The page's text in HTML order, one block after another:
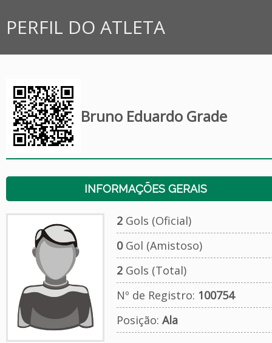
PERFIL DO ATLETA
Bruno Eduardo Grade
INFORMAÇÕES GERAIS
2Gols (Oficial)
0Gol (Amistoso)
2Gols (Total)
Nº de Registro: 100754
Posição: Ala